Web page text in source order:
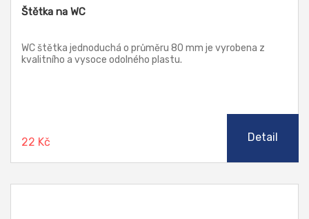
Štětka na WC
WC štětka jednoduchá o průměru 80 mm je vyrobena z
kvalitního a vysoce odolného plastu.
22 Kč Detail